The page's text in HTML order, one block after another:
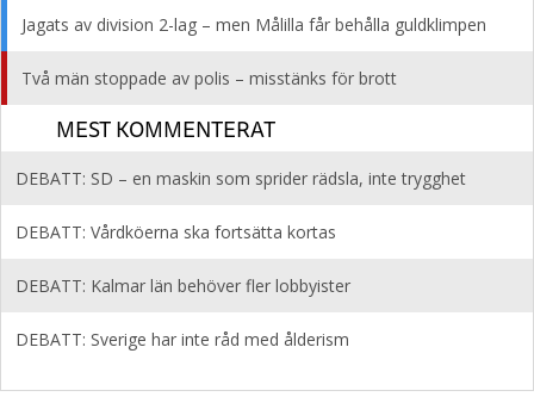
Jagats av division 2-lag – men Målilla får behålla guldklimpen
Två män stoppade av polis – misstänks för brott
MEST KOMMENTERAT
DEBATT: SD – en maskin som sprider rädsla, inte trygghet
DEBATT: Vårdköerna ska fortsätta kortas
DEBATT: Kalmar län behöver fler lobbyister
DEBATT: Sverige har inte råd med ålderism